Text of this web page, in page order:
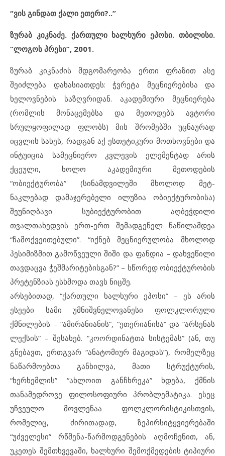
“ვის გინდათ ქალი ეთერი?..”
ზურაბ კიკნაძე. ქართული ხალხური ეპოსი. თბილისი.
“ლოგოს პრესი”, 2001.
ზურაბ კიკნაძის მდგომარეობა ერთი ფრაზით ასე
შეიძლება დახასიათდეს: ჭვრეტა მეცნიერებისა და
ხელოვნების საზღვრიდან. აკადემიური მეცნიერება
(რომლის მონაცემებსა და მეთოდებს ავტორი
სრულყოფილად ფლობს) მის შრომებში უცნაურად
იცვლის სახეს, რადგან აქ ესთეტიკური მოთხოვნები და
ინტუიცია სამეცნიერო კვლევის ელემენტად არის
ქცეული, ხოლო აკადემიური მეთოდების
“ობიექტურობა” (სინამდვილეში მხოლოდ მეტ-
ნაკლებად დამაჯერებელი ილუზია ობიექტურობისა)
შეუნიღბავი სუბიექტურობით აღბეჭდილი
თვალთახედვის ერთ-ერთ შემადგენელ ნაწილამდეა
“ჩამოქვეითებული”. “იქნებ მეცნიერულობა მხოლოდ
პესიმიზმით გამოწვეული შიში და ფანდია – დახვეწილი
თავდაცვა ჭეშმარიტებისგან?” – სწორედ ობიექტურობის
პრეტენზიას ესხმოდა თავს ნიცშე.
არსებითად, “ქართული ხალხური ეპოსი” – ეს არის
ესეები სამი უმნიშვნელოვანესი ფოლკლორული
ქმნილების – “ამირანიანის”, “ეთერიანისა” და “არსენას
ლექსის” – შესახებ. “კოორდინატთა სისტემას” (ან, თუ
გნებავთ, ერთგვარ “ანატომიურ მაგიდას”), რომელზეც
ნაწარმოებთა განხილვა, მათი სტრუქტურის,
“ხერხემლის” “ახლოით განჩხრეკა” ხდება, ქმნის
თანამედროვე ფილოსოფიური პრობლემატიკა. ესეც
უჩვეულო მოვლენაა ფოლკლორისტიკისთვის,
რომელიც, ძირითადად, ზეპირსიტყვიერებაში
“უძველესი” რწმენა-წარმოდგენების აღმოჩენით, ან,
უკეთეს შემთხვევაში, ხალხური შემოქმედების ტიპიური